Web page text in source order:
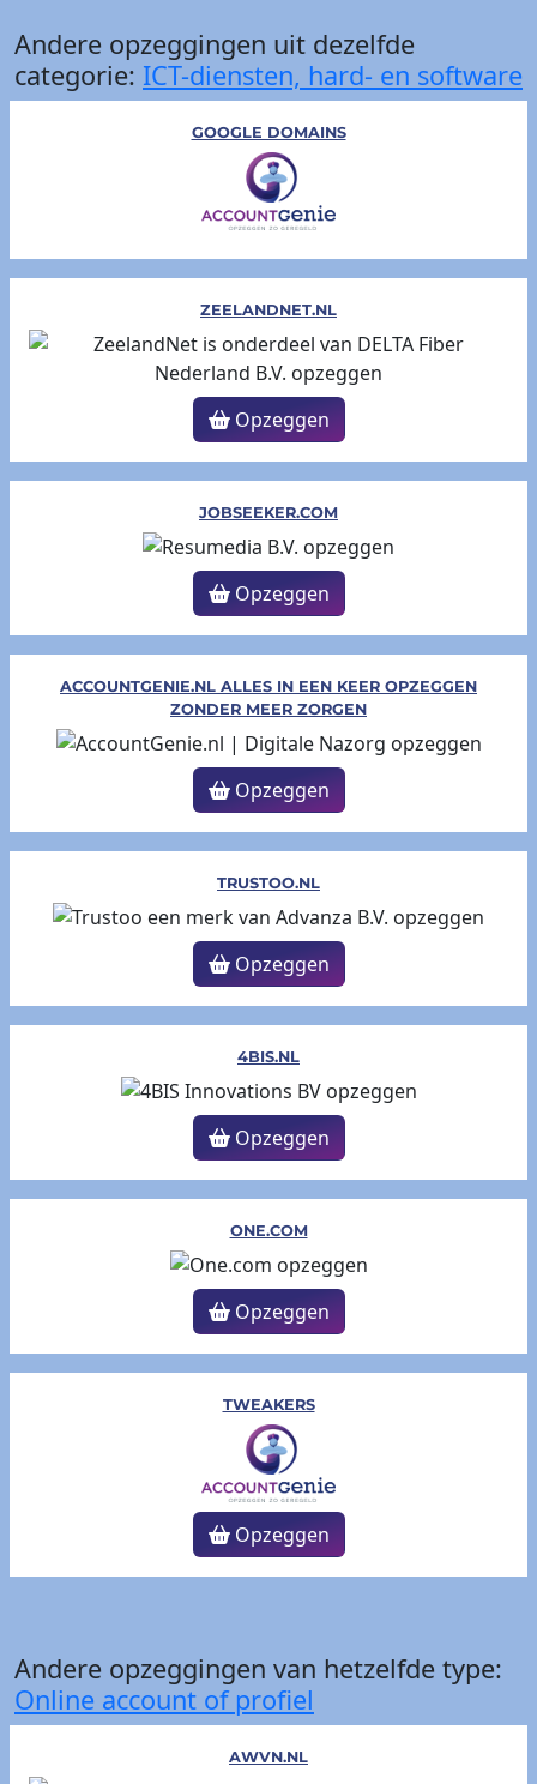
Andere opzeggingen uit dezelfde
categorie: ICT-diensten, hard- en software
GOOGLE DOMAINS
ZEELANDNET.NL
Opzeggen
JOBSEEKER.COM
Opzeggen
ACCOUNTGENIE.NL ALLES IN EEN KEER OPZEGGEN
ZONDER MEER ZORGEN
Opzeggen
TRUSTOO.NL
Opzeggen
4BIS.NL
Opzeggen
ONE.COM
Opzeggen
TWEAKERS
Opzeggen
Andere opzeggingen van hetzelfde type:
Online account of profiel
AWVN.NL